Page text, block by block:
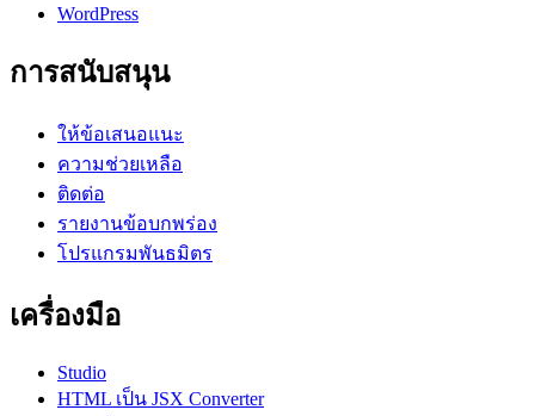
WordPress
การสนับสนุน
ให้ข้อเสนอแนะ
ความช่วยเหลือ
ติดต่อ
รายงานข้อบกพร่อง
โปรแกรมพันธมิตร
เครื่องมือ
Studio
HTML เป็น JSX Converter